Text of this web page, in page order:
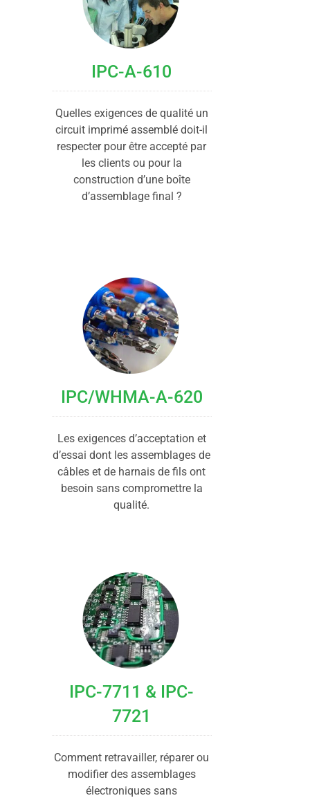
IPC-A-610
Quelles exigences de qualité un
circuit imprimé assemblé doit-il
respecter pour être accepté par
les clients ou pour la
construction d’une boîte
d’assemblage final ?
IPC/WHMA-A-620
Les exigences d’acceptation et
d’essai dont les assemblages de
câbles et de harnais de fils ont
besoin sans compromettre la
qualité.
IPC-7711 & IPC-
7721
Comment retravailler, réparer ou
modifier des assemblages
électroniques sans